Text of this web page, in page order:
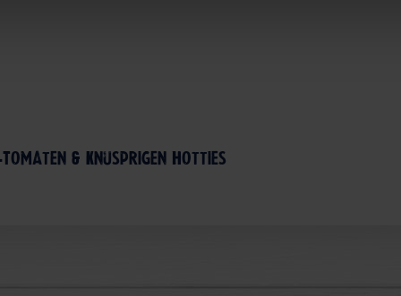
& knusprigen Hotties